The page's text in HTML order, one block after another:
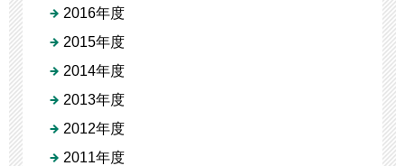
2016年度
2015年度
2014年度
2013年度
2012年度
2011年度